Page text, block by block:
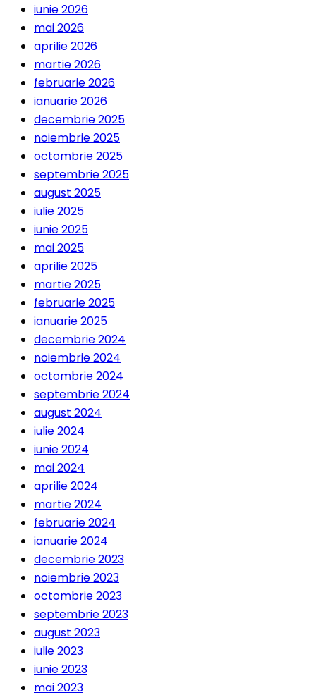
iunie 2026
mai 2026
aprilie 2026
martie 2026
februarie 2026
ianuarie 2026
decembrie 2025
noiembrie 2025
octombrie 2025
septembrie 2025
august 2025
iulie 2025
iunie 2025
mai 2025
aprilie 2025
martie 2025
februarie 2025
ianuarie 2025
decembrie 2024
noiembrie 2024
octombrie 2024
septembrie 2024
august 2024
iulie 2024
iunie 2024
mai 2024
aprilie 2024
martie 2024
februarie 2024
ianuarie 2024
decembrie 2023
noiembrie 2023
octombrie 2023
septembrie 2023
august 2023
iulie 2023
iunie 2023
mai 2023